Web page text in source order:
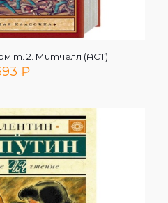
т. 2. Митчелл (АСТ)
₽